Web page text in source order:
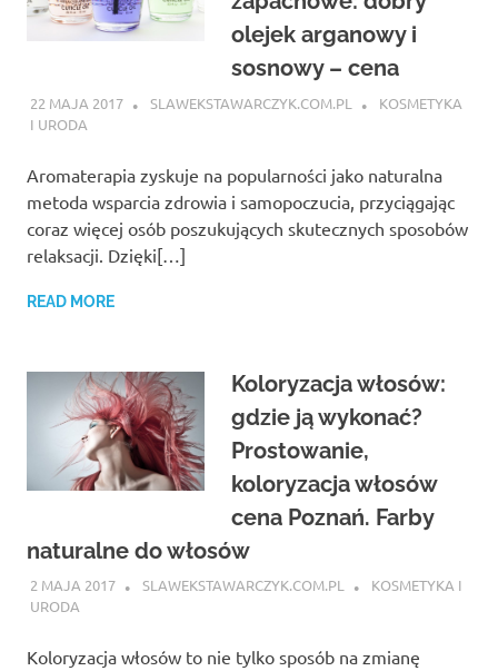
olejek arganowy i
sosnowy – cena
22 MAJA 2017 SLAWEKSTAWARCZYK.COM.PL
KOSMETYKA
I URODA
Aromaterapia zyskuje na popularności jako naturalna
metoda wsparcia zdrowia i samopoczucia, przyciągając
coraz więcej osób poszukujących skutecznych sposobów
relaksacji. Dzięki[…]
READ MORE
Koloryzacja włosów:
gdzie ją wykonać?
Prostowanie,
koloryzacja włosów
cena Poznań. Farby
naturalne do włosów
2 MAJA 2017 SLAWEKSTAWARCZYK.COM.PL
KOSMETYKA I
URODA
Koloryzacja włosów to nie tylko sposób na zmianę